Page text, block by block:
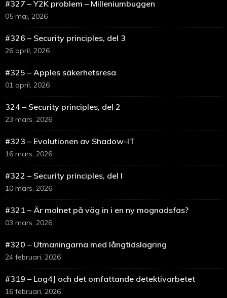
#327 – Y2K problem – Milleniumbuggen
05 maj, 2026
#326 – Security principles, del 3
26 april, 2026
#325 – Apples säkerhetsresa
01 april, 2026
324 – Security principles, del 2
23 mars, 2026
#323 – Evolutionen av Shadow-IT
16 mars, 2026
#322 – Security principles, del I
10 mars, 2026
#321 – Är molnet på väg in i en ny mognadsfas?
03 mars, 2026
#320 – Utmaningarna med långtidslagring
24 februari, 2026
#319 – Log4J och det omfattande detektivarbetet
16 februari, 2026